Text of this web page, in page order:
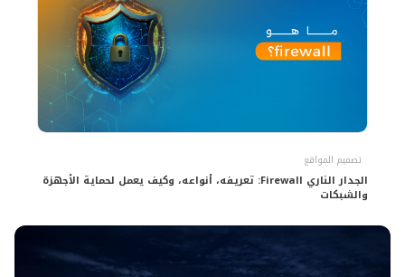
تصميم المواقع
الجدار الناري Firewall: تعريفه، أنواعه، وكيف يعمل لحماية الأجهزة
والشبكات